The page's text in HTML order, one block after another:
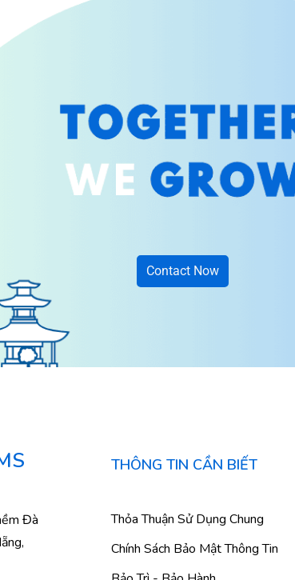
Contact Now
Đà
THÔNG TIN CẦN BIẾT
Thỏa Thuận Sử Dụng Chung
Chính Sách Bảo Mật Thông Tin